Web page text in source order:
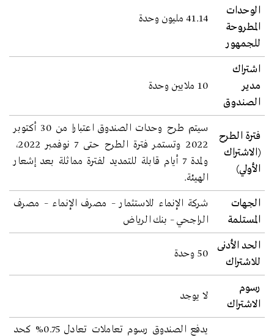
الوحدات
المطروحة
للجمهور
41.14 مليون وحدة
اشتراك
مدير
الصندوق
10 ملايين وحدة
فترة الطرح
(الاشتراك
الأولي)
سيتم طرح وحدات الصندوق اعتبارا من 30 أكتوبر
2022 وتستمر فترة الطرح حتى 7 نوفمبر 2022،
ولمدة 7 أيام قابلة للتمديد لفترة مماثلة بعد إشعار
الهيئة.
الجهات
المستلمة
شركة الإنماء للاستثمار – مصرف الإنماء – مصرف
الراجحي – بنك الرياض
الحد الأدنى
للاشتراك
50 وحدة
رسوم
الاشتراك
لا يوجد
يدفع الصندوق رسوم تعاملات تعادل 0.75% كحد